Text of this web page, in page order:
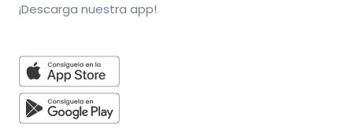
¡Descarga nuestra app!